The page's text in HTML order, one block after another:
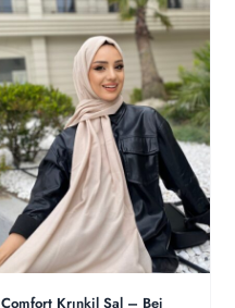
Comfort Krınkil Şal – Bej